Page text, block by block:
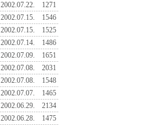
2002.07.22.
1271
2002.07.15.
1546
2002.07.15.
1525
2002.07.14.
1486
2002.07.09.
1651
2002.07.08.
2031
2002.07.08.
1548
2002.07.07.
1465
2002.06.29.
2134
2002.06.28.
1475